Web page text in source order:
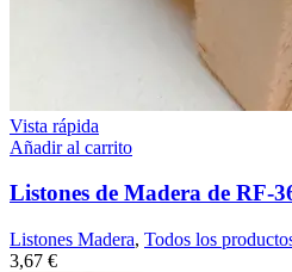
Vista rápida
Añadir al carrito
Listones de Madera de RF-
Listones Madera, Todos los
3,67 €